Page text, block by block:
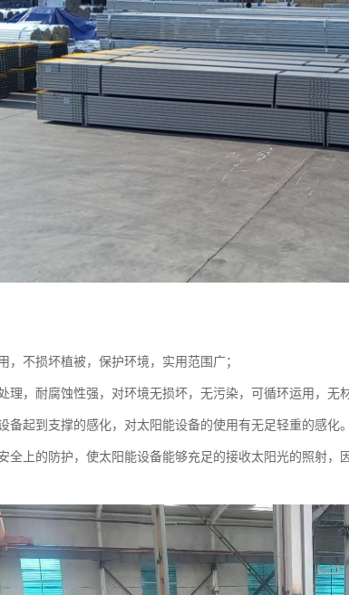
，不损坏植被，保护环境，实用范围广；
理，耐腐蚀性强，对环境无损坏，无污染，可循环运用，无
备起到支撑的感化，对太阳能设备的使用有无足轻重的感化。
全上的防护，使太阳能设备能够充足的接收太阳光的照射，